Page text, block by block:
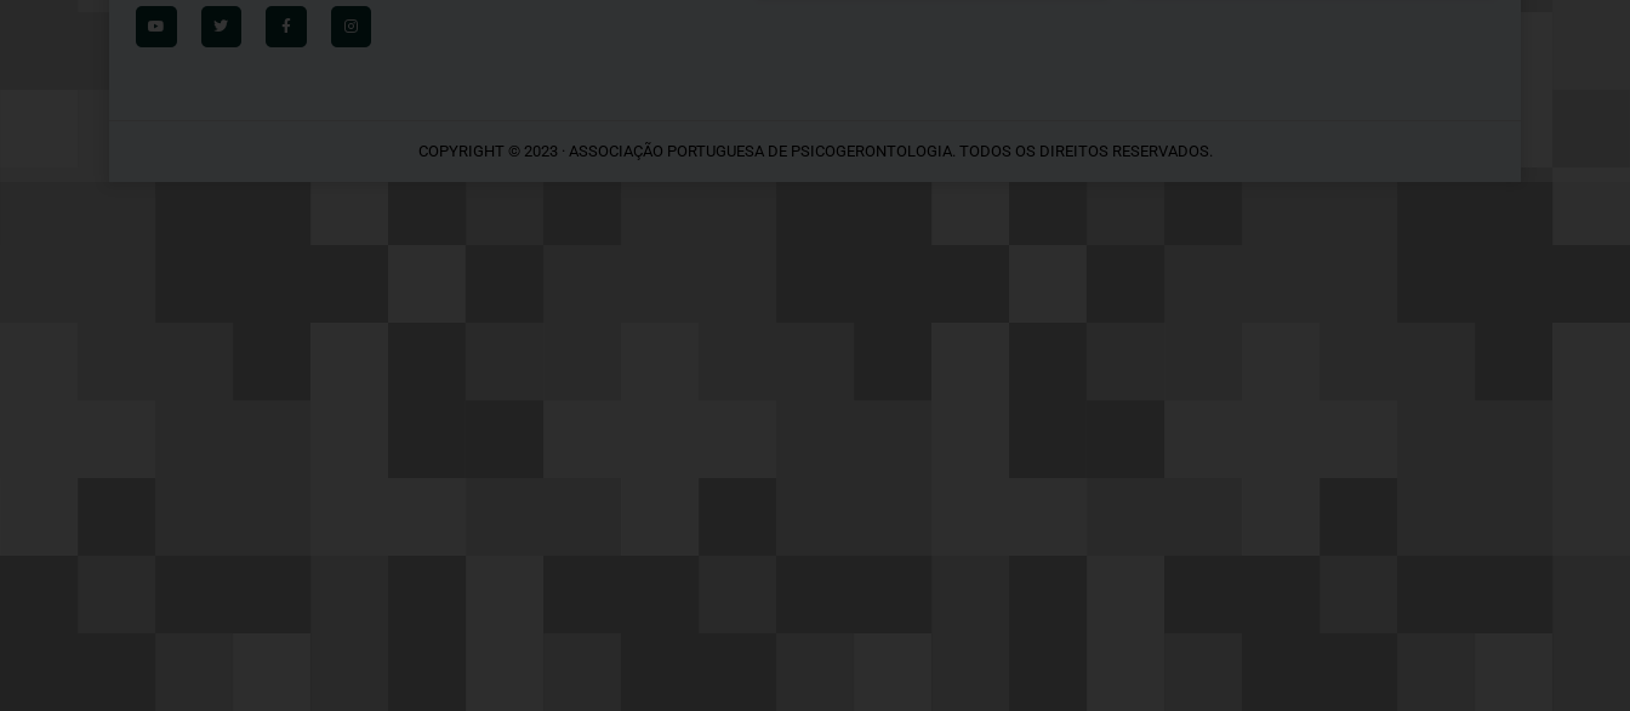
COPYRIGHT © 2023 · ASSOCIAÇÃO PORTUGUESA DE PSICOGERONTOLOGIA. TODOS OS DIREITOS RESERVADOS.